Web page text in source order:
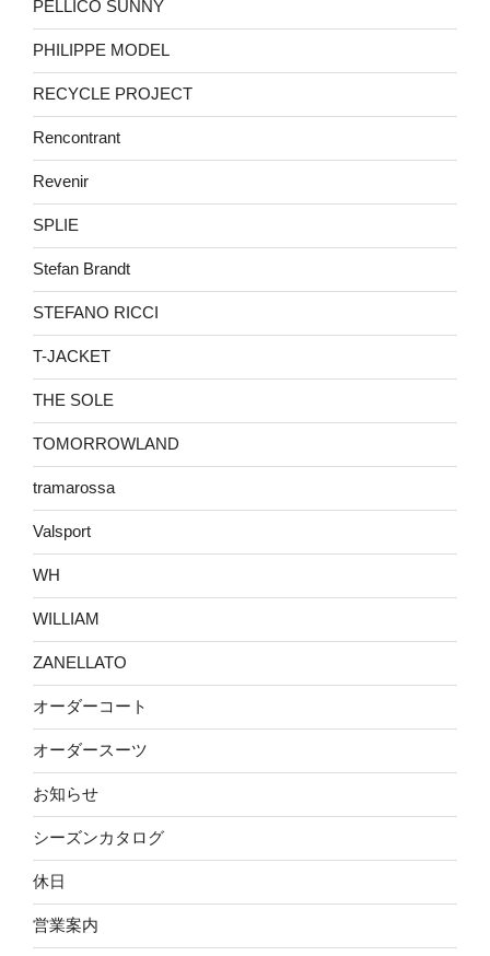
PELLICO SUNNY
PHILIPPE MODEL
RECYCLE PROJECT
Rencontrant
Revenir
SPLIE
Stefan Brandt
STEFANO RICCI
T-JACKET
THE SOLE
TOMORROWLAND
tramarossa
Valsport
WH
WILLIAM
ZANELLATO
オーダーコート
オーダースーツ
お知らせ
シーズンカタログ
休日
営業案内